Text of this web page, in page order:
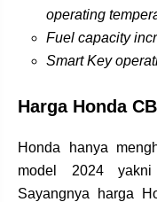
operating
Fuel capacity
Smart Key
Harga Honda
Honda hanya
model 2024
Sayangnya harga